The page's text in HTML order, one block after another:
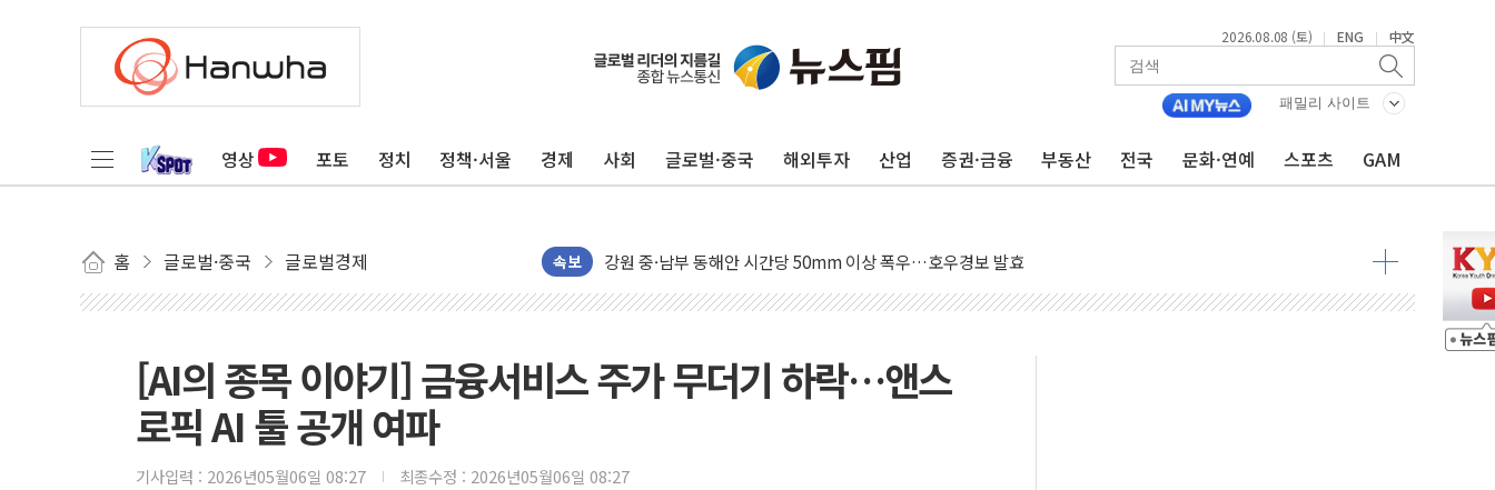
2026.08.08 (토) | ENG | 中文
패밀리 사이트
영상 포토 정치 정책·서울 경제 사회 글로벌·중국 해외투자 산업 증권·금융 부동산 전국 문화·연예 스포츠 GAM
홈 글로벌·중국 글로벌경제 속보
中 전방위 아파트 부양, 수도 베이징도 부동산 규제 철폐
인제 용대리 계곡서 수위 상승으로 피서객 7명 고립…전원 구조
강원 중·남부 동해안 시간당 50mm 이상 폭우…호우경보 발효
청양 밭에서 일하던 90대 숨져…온열질환 여부 조사
李대통령, 'ISA·주가누르기 방지법' 전면 재검토 지시
'호우 특보' 경북 울진 시간당 20~30mm 강한 비...가뭄 해소될 듯
[AI의 종목 이야기] 금융서비스 주가 무더기 하락…앤스
로픽 AI 툴 공개 여파
기사입력 : 2026년05월06일 08:27 최종수정 : 2026년05월06일 08:27